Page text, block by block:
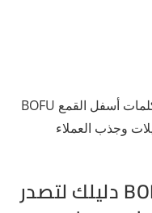
كلمات أسفل القمع BOFU دليلك لتصدر